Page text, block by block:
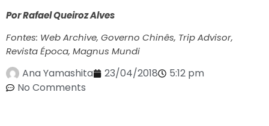
Por Rafael Queiroz Alves
Fontes: Web Archive, Governo Chinês, Trip Advisor,
Revista Época, Magnus Mundi
Ana Yamashita 23/04/2018
5:12 pm
No Comments